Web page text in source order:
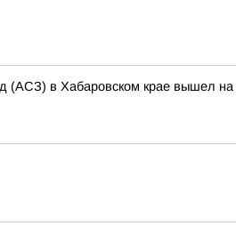
в Хабаровском крае вышел на